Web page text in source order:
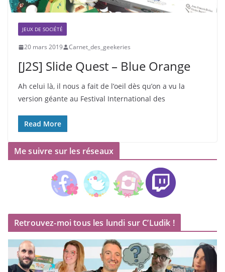
JEUX DE SOCIÉTÉ
20 mars 2019 Carnet_des_geekeries
[J2S] Slide Quest – Blue Orange
Ah celui là, il nous a fait de l’oeil dès qu’on a vu la
version géante au Festival International des
Read More
Me suivre sur les réseaux
Retrouvez-moi tous les lundi sur C’Ludik !